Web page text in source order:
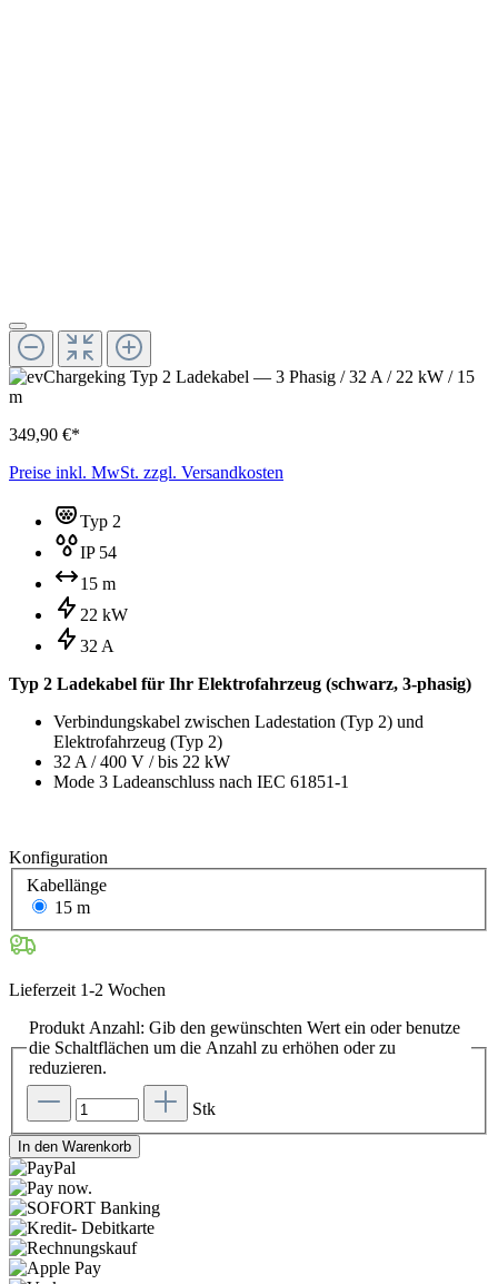
349,90 €*
Preise inkl. MwSt. zzgl. Versandkosten
Typ 2
IP 54
15 m
22 kW
32 A
Typ 2 Ladekabel für Ihr Elektrofahrzeug (schwarz, 3-phasig)
Verbindungskabel zwischen Ladestation (Typ 2) und
Elektrofahrzeug (Typ 2)
32 A / 400 V / bis 22 kW
Mode 3 Ladeanschluss nach IEC 61851-1
Konfiguration
Kabellänge
15 m
Lieferzeit 1-2 Wochen
Produkt Anzahl: Gib den gewünschten Wert ein oder benutze
die Schaltflächen um die Anzahl zu erhöhen oder zu
reduzieren.
Stk
In den Warenkorb